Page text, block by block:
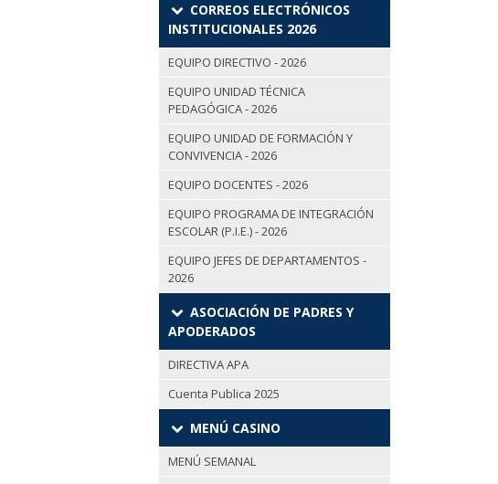
CORREOS ELECTRÓNICOS
INSTITUCIONALES 2026
EQUIPO DIRECTIVO - 2026
EQUIPO UNIDAD TÉCNICA
PEDAGÓGICA - 2026
EQUIPO UNIDAD DE FORMACIÓN Y
CONVIVENCIA - 2026
EQUIPO DOCENTES - 2026
EQUIPO PROGRAMA DE INTEGRACIÓN
ESCOLAR (P.I.E.) - 2026
EQUIPO JEFES DE DEPARTAMENTOS -
2026
ASOCIACIÓN DE PADRES Y
APODERADOS
DIRECTIVA APA
Cuenta Publica 2025
MENÚ CASINO
MENÚ SEMANAL